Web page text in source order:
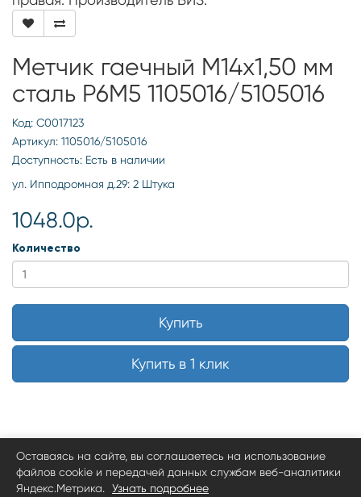
Метчик гаечный М14х1,50 мм
сталь Р6М5 1105016/5105016
Код: С0017123
Артикул: 1105016/5105016
Доступность: Есть в наличии
ул. Ипподромная д.29: 2 Штука
1048.0р.
Количество
Купить
Купить в 1 клик
Оставаясь на сайте, вы соглашаетесь на использование
файлов cookie и передачей данных службам веб-аналитики
Яндекс.Метрика.
Узнать подробнее